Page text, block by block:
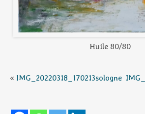
Huile 80/80
« IMG_20220318_170213sologne